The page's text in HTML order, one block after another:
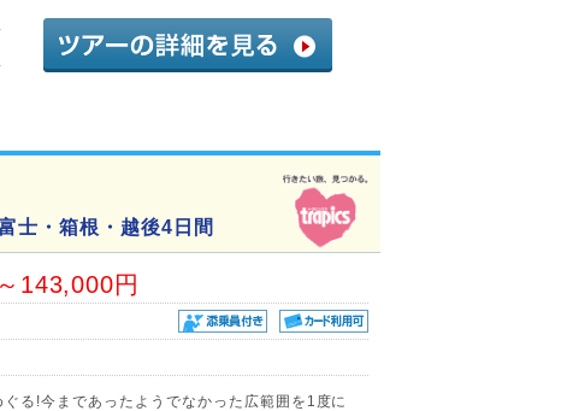
士・箱根・越後4日間
143,000円
る!今まであったようでなかった広範囲を1度に